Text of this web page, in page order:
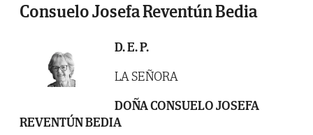
Consuelo Josefa Reventún Bedia
D. E. P.
LA SEÑORA
DOÑA CONSUELO JOSEFA
REVENTÚN BEDIA